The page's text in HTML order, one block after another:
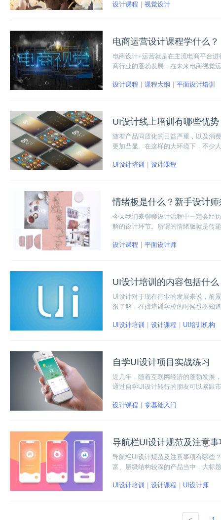
就能大概掌握视觉设计的相关技能了。
设计课程 视觉设计
电商运营设计课程学什么？
电商设计+运营就是在主流电商平台
商行业的蓬勃发展，在未来电商视觉
设计课程
课程大纲 平面设计培训
UI设计线上培训有哪些优势
随着产品同质化的日益严重，以及消
更加凸显。在这样的大环境下，不少
I设计在线就业班的课程为例，一起来
UI设计培训 设计课程
情绪板是什么？新手设计师
今天我们来聊聊设计流程中一定会经
解的设计环节。所谓的情绪版就是传
设计课程
平面设计师
UI设计培训的内容包括什么
UI设计对于现在行业的发展来说，前
很了解，在找培训学校的时候也不知
UI设计培训
设计课程 UI培训机构
自学UI设计项目实战练习
近几年，随着互联网经济的蓬勃发展
通过自学UI设计转行的朋友可以紧跟
设计课程
零基础入门
导航栏UI设计规范及注意
导航栏UI设计规范及注意事项有哪些
富、层级结构较深的产品当中，大标
UI设计培训
设计课程 UI设计师